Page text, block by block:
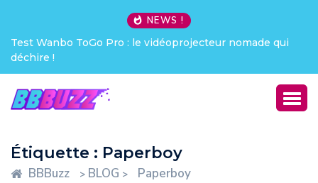
NEWS !
Test Wanbo ToGo Pro : le vidéoprojecteur nomade qui
déchire !
Étiquette : Paperboy
BBBuzz > BLOG > Paperboy